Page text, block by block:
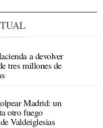
a devolver
tres millones de
Madrid: un
otro fuego
Valdeiglesias